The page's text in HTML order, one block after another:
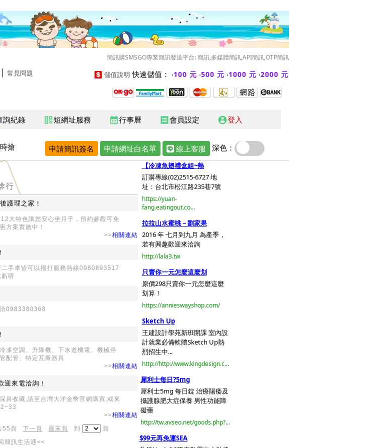
簡訊購SMSGO專業簡訊發送平台: 簡訊,多媒體簡訊,API簡訊,OTP簡訊
常見問題 儲值說明 快速儲值： ‧100 元 ‧500 元 ‧1000 元 ‧2000 元
詢紀錄 qr_code短網址服務 calendar_month行事曆 receipt 會員設定 account_circle登入
搶 申請簡訊簽名 申請網址白名單 線上客服 深色：
護理之家 ！
大特色讓您安心坐月子，預約參觀可免
方案實施中！
>>相關連結
！
手車皆可以撥打服務熱線0980893517
唷
0983380368
！
凍空調、升降機、下水道機電、機械停
配管、特定瓦斯器具
>>相關連結
迎來電洽詢 ！
具收藏,請至台灣大洋金幣官網購買,或來
>>相關連結
55頁 下一頁 最末頁 到
頁
簡訊生活通<<
【冷凍魚翅禮盒組~熱
訂購專線(02)2515-6727 地
址：台北市松江路235巷7號
https://yuan-
fang.eatingout.co...
拉拉山水蜜桃－劉家果
2016 年 七月到九月 為產季，
若有興趣歡迎來洽詢
http://lala3.tw
只賣你一元怎麼這麼划
原價298只賣你一元怎麼這麼
划算！
https://annieswayshop.com/
Sketch Up
王建設計學苑新班開課 室內設
計就業必備軟體Sketch Up熱
烈招生中...
http://http://www.kingdesign.c...
犀利士每日?5mg
犀利士5mg 每日錠 治療陽痿及
攝護腺肥大症保養 男性功能障
礙藥
http://tw.avseo.net/goods.php?...
$99元再免運SEA